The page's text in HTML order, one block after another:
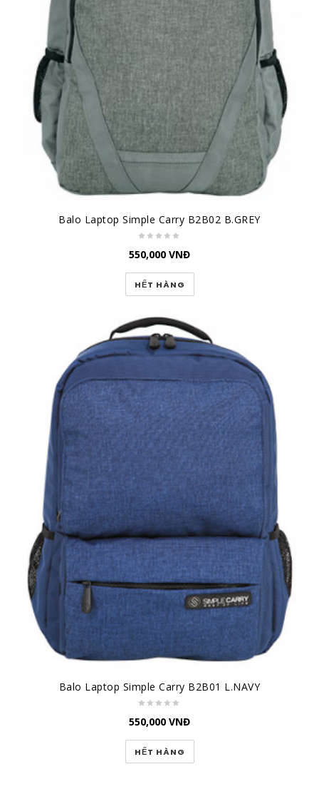
Balo Laptop Simple Carry B2B02 B.GREY
550,000 VNĐ
HẾT HÀNG
Balo Laptop Simple Carry B2B01 L.NAVY
550,000 VNĐ
HẾT HÀNG